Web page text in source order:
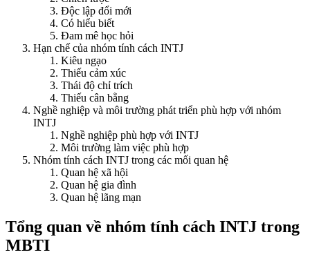
Độc lập đổi mới
Có hiểu biết
Đam mê học hỏi
Hạn chế của nhóm tính cách INTJ
Kiêu ngạo
Thiếu cảm xúc
Thái độ chỉ trích
Thiếu cân bằng
Nghề nghiệp và môi trường phát triển phù hợp với nhóm
INTJ
Nghề nghiệp phù hợp với INTJ
Môi trường làm việc phù hợp
Nhóm tính cách INTJ trong các mối quan hệ
Quan hệ xã hội
Quan hệ gia đình
Quan hệ lãng mạn
Tổng quan về nhóm tính cách INTJ trong
MBTI